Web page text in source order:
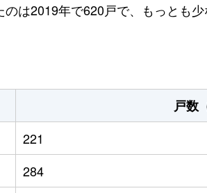
は2019年で620戸で、もっとも
戸数
221
284